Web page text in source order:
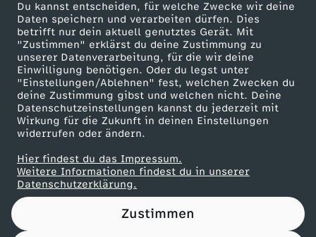
Du kannst entscheiden, für welche Zwecke wir deine
Daten speichern und verarbeiten dürfen. Dies
betrifft nur dein aktuell genutztes Gerät. Mit
"Zustimmen" erklärst du deine Zustimmung zu
unserer Datenverarbeitung, für die wir deine
Einwilligung benötigen. Oder du legst unter
"Einstellungen/Ablehnen" fest, welchen Zwecken du
deine Zustimmung gibst und welchen nicht. Deine
Datenschutzeinstellungen kannst du jederzeit mit
Wirkung für die Zukunft in deinen Einstellungen
widerrufen oder ändern.
Hier findest du das Impressum.
Weitere Informationen findest du in unserer
Datenschutzerklärung.
Zustimmen
ZDF goes Schule
Werbefernsehen
Mainzelmännchen
Partner